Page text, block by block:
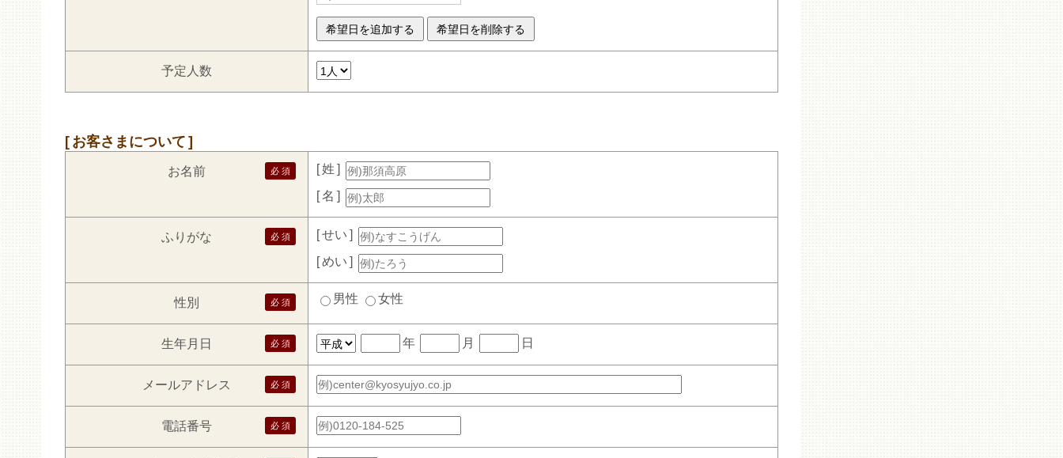
予定人数
お客さまについて
お名前
姓
名
ふりがな
せい
めい
性別 男性 女性
生年月日 年 月 日
メールアドレス
電話番号